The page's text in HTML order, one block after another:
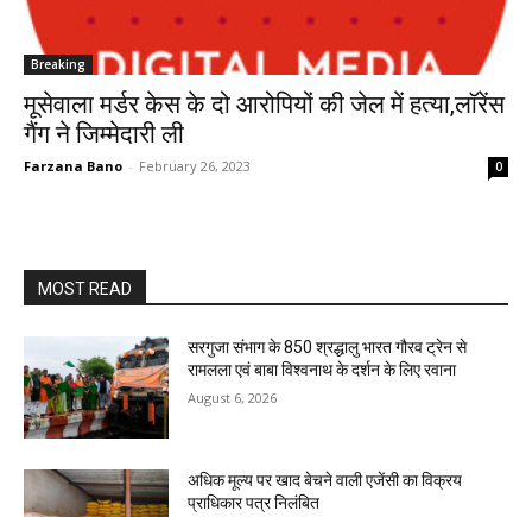
Breaking
मूसेवाला मर्डर केस के दो आरोपियों की जेल में हत्या,लॉरेंस
गैंग ने जिम्मेदारी ली
Farzana Bano - February 26, 2023 0
MOST READ
सरगुजा संभाग के 850 श्रद्धालु भारत गौरव ट्रेन से
रामलला एवं बाबा विश्वनाथ के दर्शन के लिए रवाना
August 6, 2026
अधिक मूल्य पर खाद बेचने वाली एजेंसी का विक्रय
प्राधिकार पत्र निलंबित